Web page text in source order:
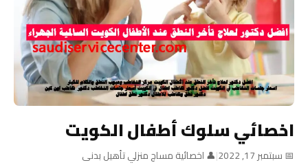
اخصائي سلوك أطفال الكويت
📅 سبتمبر 17, 2022 |👤 اخصائية مساج منزلي تأهيل بدنى